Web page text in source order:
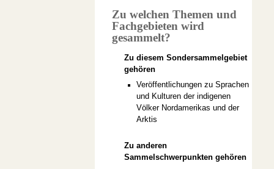
Zu welchen Themen und
Fachgebieten wird
gesammelt?
Zu diesem Sondersammelgebiet
gehören
Veröffentlichungen zu Sprachen
und Kulturen der indigenen
Völker Nordamerikas und der
Arktis
Zu anderen
Sammelschwerpunkten gehören